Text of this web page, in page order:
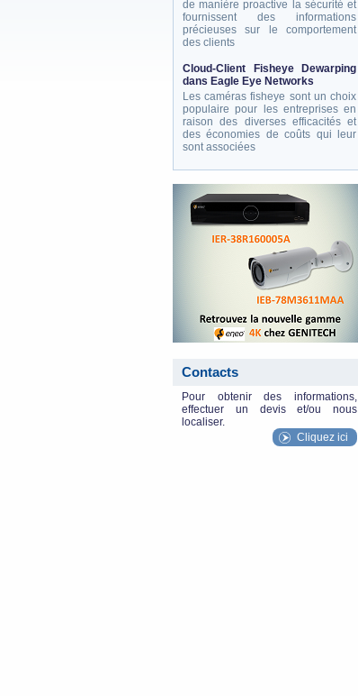
de manière proactive la sécurité et
fournissent des informations
précieuses sur le comportement
des clients
Cloud-Client Fisheye Dewarping
dans Eagle Eye Networks
Les caméras fisheye sont un choix
populaire pour les entreprises en
raison des diverses efficacités et
des économies de coûts qui leur
sont associées
Contacts
Pour obtenir des informations,
effectuer un devis et/ou nous
localiser.
Cliquez ici